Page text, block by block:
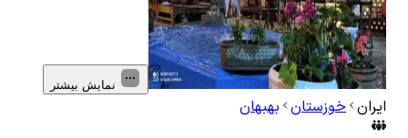
نمایش بیشتر
ایران خوزستان بهبهان